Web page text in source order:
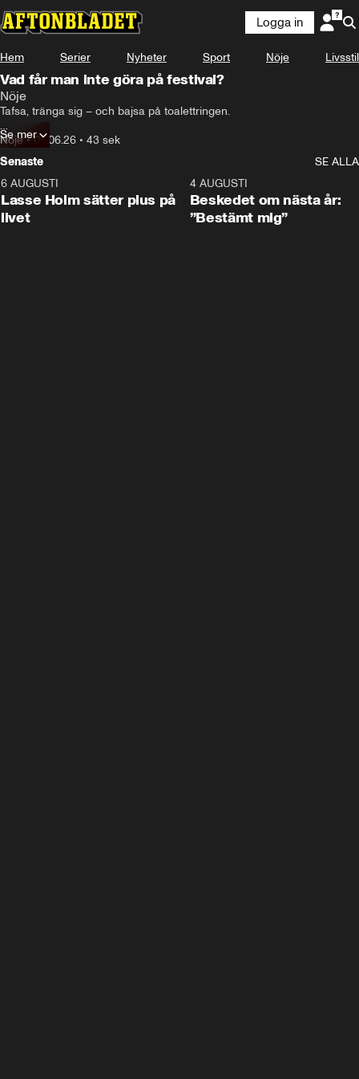
Logga in
Hem Serier Nyheter Sport Nöje Livsstil
Vad får man inte göra på festival?
Nöje
Tafsa, tränga sig – och bajsa på toalettringen.
Aftonbladet frågade festivalbesökarna om vad man absolut inte får
göra på festival.
Nöje•05.06.26 • 43 sek
Se mer
Senaste
SE ALLA
6 AUGUSTI
Lasse Holm sätter plus på
livet
4 AUGUSTI
Beskedet om nästa år:
”Bestämt mig”